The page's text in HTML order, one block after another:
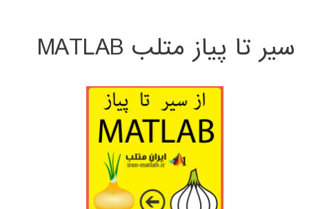
سیر تا پیاز متلب MATLAB